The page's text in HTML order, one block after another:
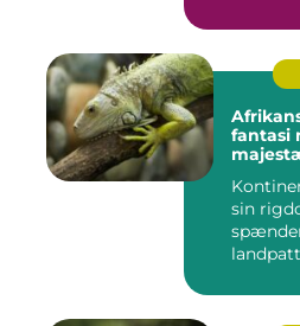
fantasi
giraffer
sin